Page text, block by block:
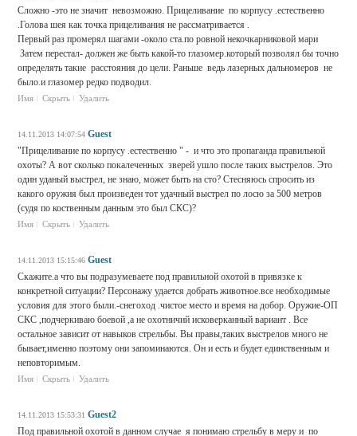
Сложно -это не значит невозможно. Прицеливание по корпусу .естественно
.Голова шея как точка прицеливания не рассматривается .
Первый раз промерял шагами -около ста.по ровной некочкарниковой мари
Затем перестал- должен же быть какой-то глазомер.который позволял бы точно
определять такие расстояния до цели. Раньше ведь лазерных дальномеров не
было.и глазомер редко подводил.
Имя Скрыть Удалить
14.11.2013 14:07:54 Guest
"Прицеливание по корпусу .естественно " - и что это пропаганда правильной
охоты? А вот сколько покалеченных зверей ушло после таких выстрелов. Это
один уданый выстрел, не знаю, может быть на сто? Стесняюсь спросить из
какого оружия был произведен тот удачный выстрел по лосю за 500 метров
(судя по коственным данным это был СКС)?
Имя Скрыть Удалить
14.11.2013 15:15:46 Guest
Скажите.а что вы подразумеваете под правильной охотой в привязке к
конкретной ситуации? Персонажу удается добрать животное.все необходимые
условия для этого были.-снегоход .чистое место и время на добор. Оружие-ОП
СКС ,подчеркиваю боевой ,а не охотничий исковерканный вариант . Все
остальное зависит от навыков стрельбы. Вы правы,таких выстрелов много не
бывает,именно поэтому они запоминаются. Он и есть и будет единственным и
неповторимым.
Имя Скрыть Удалить
14.11.2013 15:53:31 Guest2
Под правильной охотой в данном случае я понимаю стрельбу в меру и по